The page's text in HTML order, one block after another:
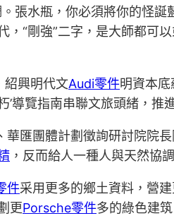
張水瓶，你必須將你的怪
“剛強”二字，是大師都可
紹興明代文Audi零件明資本底
’導覽指南串聯文旅頭緒，推
華匯團體計劃徵詢研討院院
，反而給人一種人與天然協
件采用更多的鄉土資料，營
更Porsche零件多的綠色建